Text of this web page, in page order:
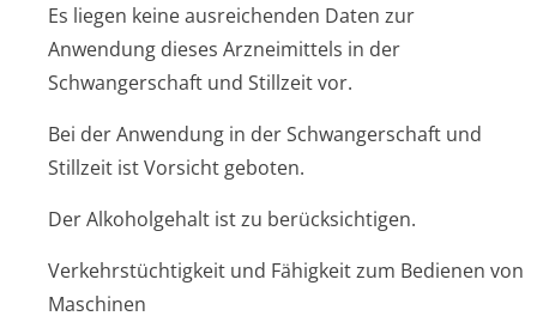
Es liegen keine ausreichenden Daten zur
Anwendung dieses Arzneimittels in der
Schwangerschaft und Stillzeit vor.
Bei der Anwendung in der Schwangerschaft und
Stillzeit ist Vorsicht geboten.
Der Alkoholgehalt ist zu berücksichtigen.
Verkehrstüchtigkeit und Fähigkeit zum Bedienen von
Maschinen